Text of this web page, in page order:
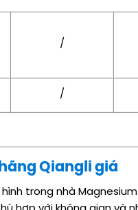
/
/
Qiangli giá
trong nhà